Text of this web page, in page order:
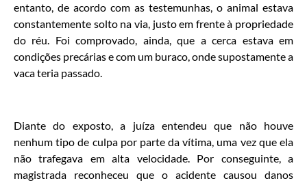
entanto, de acordo com as testemunhas, o animal estava
constantemente solto na via, justo em frente à propriedade
do réu. Foi comprovado, ainda, que a cerca estava em
condições precárias e com um buraco, onde supostamente a
vaca teria passado.
Diante do exposto, a juíza entendeu que não houve
nenhum tipo de culpa por parte da vítima, uma vez que ela
não trafegava em alta velocidade. Por conseguinte, a
magistrada reconheceu que o acidente causou danos